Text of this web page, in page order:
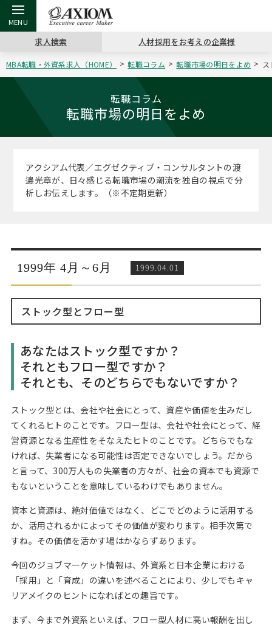
戻る
アクシアムの特長
戻る
サービス案内
戻る
“展”職
戻る
キャリア支援 TOP
キャリアデザイン講座
（最新求人市場動向）
戻る
MBAキ
ステージ別アドバイス
MBAの転職事例
MBA留学生数の推移
戻る
MBAを生かす求人特集
年齢と年収の相関図
戻る
転職ツール TOP
英文レジュメの書き方
戻る
英文レ
日本語履歴書テンプレート
外資系／面接攻略のコツ
戻る
転職コラム TOP
“展”職相談室
コンサルティングの現場から
キャリアに効く一冊
戻る
イベント・セミナー TOP
キャリアデザインセミナー
ジョブフェア
キャリアフォーラム
Career Talk Live
MBA NETWORKING
戻る
会社概要 TOP
アクセス
パブリシティ
求人検索 人材採用をお考えの企業様
MBA転職・外資系求人（HOME） 転職コラム 転職市場の明日をよめ
転職コラム
転職市場の明日をよめ
アクシアム代表／エグゼクティブ・コンサルタントの渡
邊光章が、日々感じる転職市場の潮流を独自の視点で分
析しお伝えします。（※不定期更新）
1999年 4月～6月 1999.04.01
ストック型とフロー型
あなたはストック型ですか？
それともフロー型ですか？
それとも、そのどちらでもないですか？
ストック型とは、会社や社会にとって、資産や価値を生みだし
てくれるヒトのことです。フロー型は、会社や社会にとって、経
営資源となる生産性をそなえたヒトのことです。どちらでもな
ければ、失業者になる可能性は否定できないでしょう。だから
と言って、300万人もの失業者の方々が、社会の資本でも資源で
もないということを意味しているわけでもありません。
資本と資源は、絶対価値ではなく、どこでどのように活用する
か、活用されるかによってその価値が変わります。相手次第で
すね。その価値を活かす場はかならずあります。
今回のジョブマーケット情報は、外資系と日本企業における
「採用」と「育成」の違いを述べることにより、少しでもキャ
リアメイクのヒントになればとの趣旨です。
まず、今まで外資系といえば、フロー型人材に高い報酬を出し